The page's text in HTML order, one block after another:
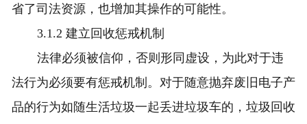
省了司法资源，也增加其操作的可能性。
3.1.2 建立回收惩戒机制
法律必须被信仰，否则形同虚设，为此对于违
法行为必须要有惩戒机制。对于随意抛弃废旧电子产
品的行为如随生活垃圾一起丢进垃圾车的，垃圾回收